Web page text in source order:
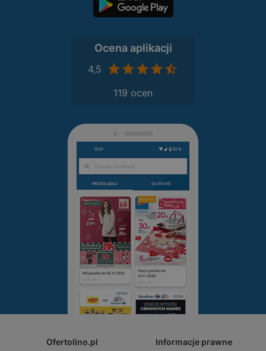
Ocena aplikacji
4,5
119 ocen
Ofertolino.pl Informacje prawne